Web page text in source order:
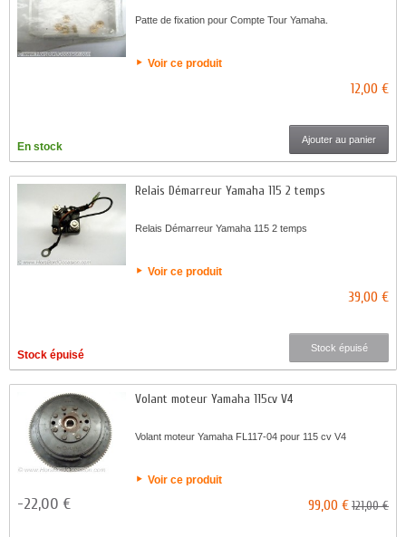
Patte de fixation pour Compte Tour Yamaha.
Voir ce produit
12,00 €
En stock
Ajouter au panier
Relais Démarreur Yamaha 115 2 temps
Relais Démarreur Yamaha 115 2 temps
Voir ce produit
39,00 €
Stock épuisé
Stock épuisé
Volant moteur Yamaha 115cv V4
Volant moteur Yamaha FL117-04 pour 115 cv V4
Voir ce produit
-22,00 € 99,00 €121,00 €